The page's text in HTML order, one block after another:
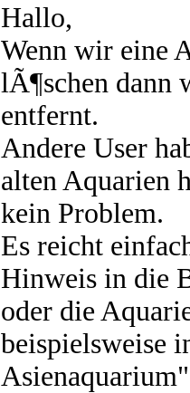
Hallo,
Wenn wir eine
lÃ¶schen dann
entfernt.
Andere User
alten Aquarien
kein Problem.
Es reicht
Hinweis in die
oder die
beispielsweise